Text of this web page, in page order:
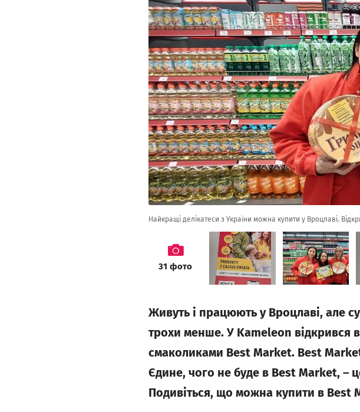
Найкращі делікатеси з України можна купити у Вроцлаві.
galeria
31 фото
Живуть і працюють у Вроцлаві, але
трохи менше. У Kameleon відкрився
смаколиками Best Market. Best
Єдине, чого не буде в Best Market, –
Подивіться, що можна купити в Best